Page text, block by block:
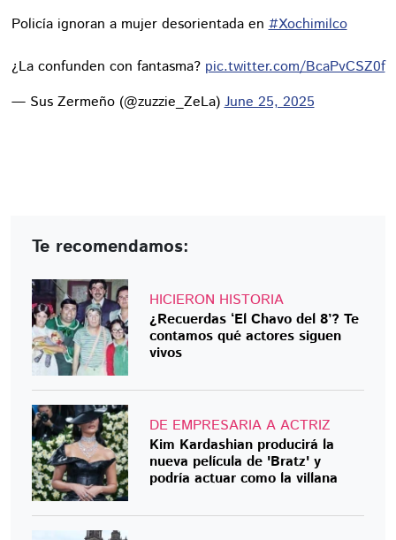
Policía ignoran a mujer desorientada en #Xochimilco
¿La confunden con fantasma? pic.twitter.com/BcaPvCSZ0f
— Sus Zermeño (@zuzzie_ZeLa) June 25, 2025
Te recomendamos:
HICIERON HISTORIA
¿Recuerdas ‘El Chavo del 8’? Te
contamos qué actores siguen
vivos
DE EMPRESARIA A ACTRIZ
Kim Kardashian producirá la
nueva película de 'Bratz' y
podría actuar como la villana